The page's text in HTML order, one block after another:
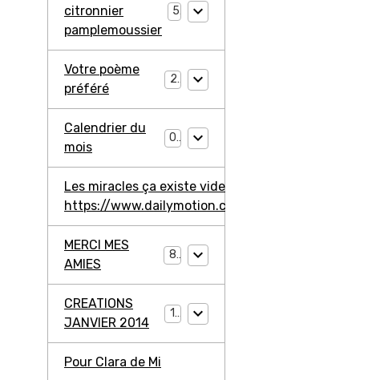
citronnier
pamplemoussier
5
Votre poème
préféré
2
Calendrier du
mois
0
Les miracles ça existe video ma jambe avant
https://www.dailymotion.com/video/
MERCI MES
AMIES
8
CREATIONS
JANVIER 2014
11
Pour Clara de Mi